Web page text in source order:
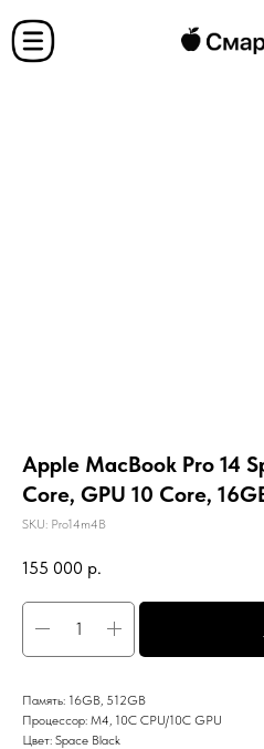
Apple MacBook Pro 14
Core, GPU 10 Core,
SKU: Pro14m4B
155 000 р.
Память: 16GB, 512GB
Процессор: M4, 10C CPU/10C GPU
Цвет: Space Black